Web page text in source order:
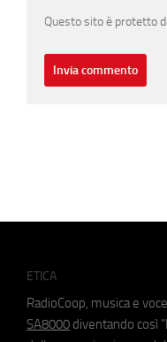
Questo sito è protetto
ETICA
RadioCoop, musica e
SA8000 diventando così